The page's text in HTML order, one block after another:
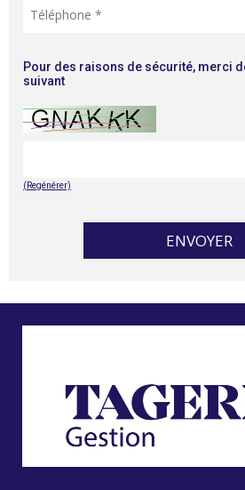
Pour des raisons de sécurité, merci
suivant
(Regénérer)